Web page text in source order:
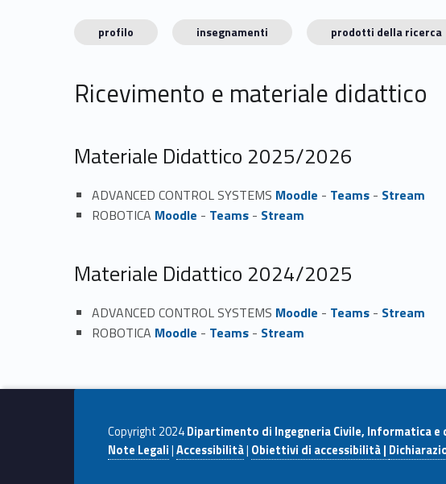
profilo insegnamenti prodotti della ricerca
Ricevimento e materiale didattico
Materiale Didattico 2025/2026
ADVANCED CONTROL SYSTEMS Moodle - Teams - Stream
ROBOTICA Moodle - Teams - Stream
Materiale Didattico 2024/2025
ADVANCED CONTROL SYSTEMS Moodle - Teams - Stream
ROBOTICA Moodle - Teams - Stream
Copyright 2024Dipartimento di Ingegneria Civile, Informatica e
Note Legali|Accessibilità| Obiettivi di accessibilità |